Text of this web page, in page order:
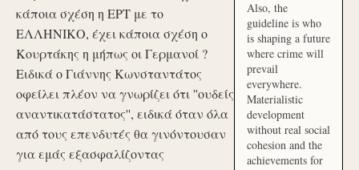
κάποια σχέση η ΕΡΤ με το
ΕΛΛΗΝΙΚΟ, έχει κάποια σχέση ο
Κουρτάκης η μήπως οι Γερμανοί ?
Ειδικά ο Γιάννης Κωνσταντάτος
οφείλει πλέον να γνωρίζει ότι ''ουδείς
αναντικατάστατος'', ειδικά όταν όλα
από τους επενδυτές θα γινόντουσαν
για εμάς εξασφαλίζοντας
Also, the
guideline is who
is shaping a future
where crime will
prevail
everywhere.
Materialistic
development
without real social
cohesion and the
achievements for